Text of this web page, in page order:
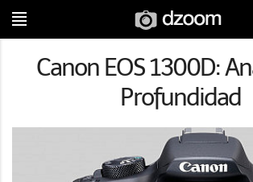
Canon EOS 1300D:
Profundidad